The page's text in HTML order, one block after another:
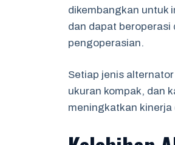
dikembangkan untuk
dan dapat beroperasi
pengoperasian.
Setiap jenis
ukuran kompak, dan
meningkatkan